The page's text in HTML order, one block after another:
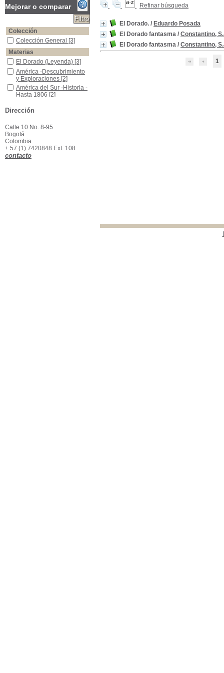
Refinar búsqueda
El Dorado. / Eduardo Posada
El Dorado fantasma / Constantino,
El Dorado fantasma / Constantino,
1
Mejorar o comparar
Colección
Colección General
Colección General [3]
Materias
El Dorado (Leyenda)
El Dorado (Leyenda) [3]
América -Descubrimiento y Exploraciones
América -Descubrimiento
y Exploraciones [2]
América del Sur -Historia -Hasta 1806
América del Sur -Historia -
Hasta 1806 [2]
Descubrimiento y
Indios de Colombia -Historia -Siglo XV
Indios de Colombia -
Historia -Siglo XV
Dirección
Calle 10 No. 8-95
Bogotá
Colombia
+ 57 (1) 7420848 Ext. 108
contacto